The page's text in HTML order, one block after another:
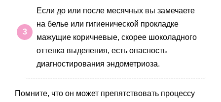
Если до или после месячных вы замечаете
на белье или гигиенической прокладке
мажущие коричневые, скорее шоколадного
оттенка выделения, есть опасность
диагностирования эндометриоза.
Помните, что он может препятствовать процессу